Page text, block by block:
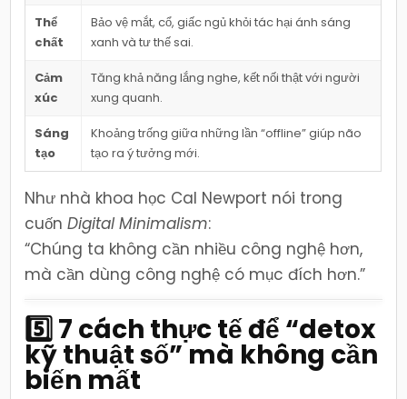
Thể
chất
Bảo vệ mắt, cổ, giấc ngủ khỏi tác hại ánh sáng
xanh và tư thế sai.
Cảm
xúc
Tăng khả năng lắng nghe, kết nối thật với người
xung quanh.
Sáng
tạo
Khoảng trống giữa những lần “offline” giúp não
tạo ra ý tưởng mới.
Như nhà khoa học Cal Newport nói trong
cuốnDigital Minimalism:
“Chúng ta không cần nhiều công nghệ hơn,
mà cần dùng công nghệ có mục đích hơn.”
5️⃣ 7 cách thực tế để “detox
kỹ thuật số” mà không cần
biến mất